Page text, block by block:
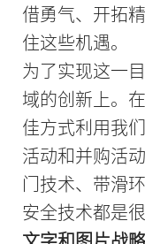
借勇气、开拓
住这些机遇。
为了实现这一
域的创新上。
佳方式利用我
活动和并购活
门技术、带滑
安全技术都是